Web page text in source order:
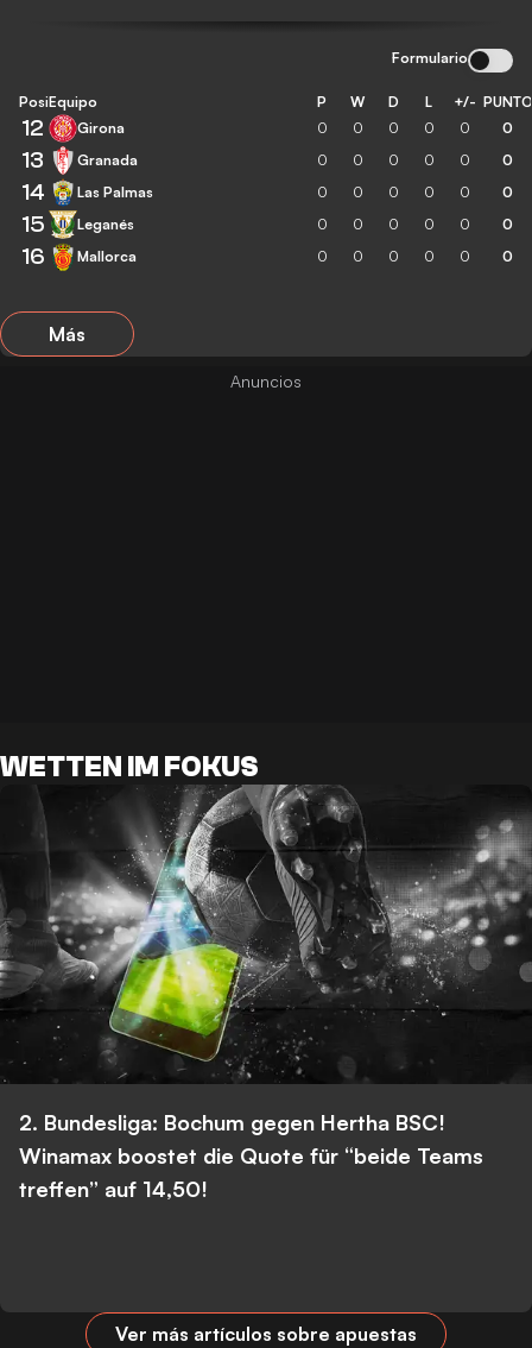
Formulario
Posición
Equipo P W D L +/-
12 Girona 0 0 0 0 0 0
13 Granada 0 0 0 0 0 0
14 Las Palmas 0 0 0 0 0 0
15 Leganés 0 0 0 0 0 0
16 Mallorca 0 0 0 0 0 0
Más
WETTEN IM FOKUS
2. Bundesliga: Bochum gegen Hertha BSC!
Winamax boostet die Quote für “beide Teams
treffen” auf 14,50!
Ver más artículos sobre apuestas